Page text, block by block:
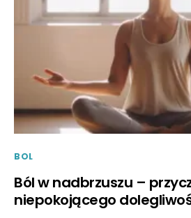
BOL
Ból w nadbrzuszu –
niepokojącego